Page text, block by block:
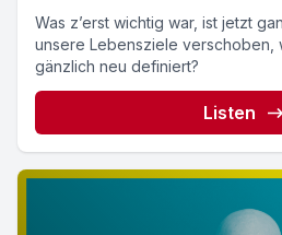
Was z’erst wichtig war, ist jetzt
unsere Lebensziele
gänzlich neu definiert?
Listen